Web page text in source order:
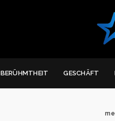
BERÜHMTHEIT GESCHÄFT